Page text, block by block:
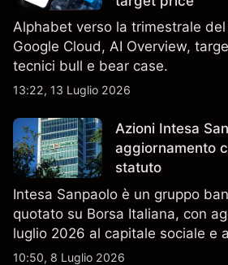
Alphabet verso la trimestrale
Google Cloud, AI Overview,
tecnici bull e bear case.
13:22, 13 Luglio 2026
Azioni Intesa
aggiornamento
statuto
Intesa Sanpaolo è un gruppo
quotato su Borsa Italiana, con
luglio 2026 al capitale sociale e
piano. Esplora i target price ISP
10:50, 8 Luglio 2026